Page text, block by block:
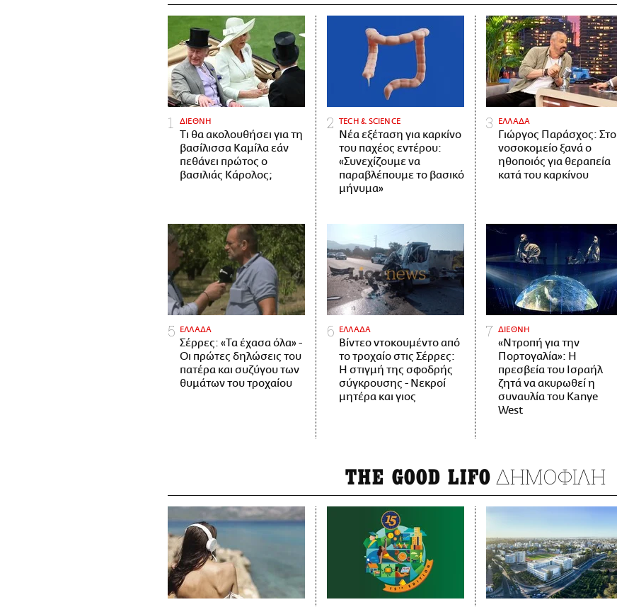
ΔΙΕΘΝΗ
Τι θα ακολουθήσει για τη
βασίλισσα Καμίλα εάν
πεθάνει πρώτος ο
βασιλιάς Κάρολος;
ΤECH & SCIENCE
Νέα εξέταση για καρκίνο
του παχέος εντέρου:
«Συνεχίζουμε να
παραβλέπουμε το βασικό
μήνυμα»
ΕΛΛΑΔΑ
Γιώργος Παράσχος: Στο
νοσοκομείο ξανά ο
ηθοποιός για θεραπεία
κατά του καρκίνου
ΕΛΛΑΔΑ
Σέρρες: «Τα έχασα όλα» -
Οι πρώτες δηλώσεις του
πατέρα και συζύγου των
θυμάτων του τροχαίου
ΕΛΛΑΔΑ
Βίντεο ντοκουμέντο από
το τροχαίο στις Σέρρες:
Η στιγμή της σφοδρής
σύγκρουσης - Νεκροί
μητέρα και γιος
ΔΙΕΘΝΗ
«Ντροπή για την
Πορτογαλία»: Η
πρεσβεία του Ισραήλ
ζητά να ακυρωθεί η
συναυλία του Kanye
West
THE GOOD LIFO ΔΗΜΟΦΙΛΗ